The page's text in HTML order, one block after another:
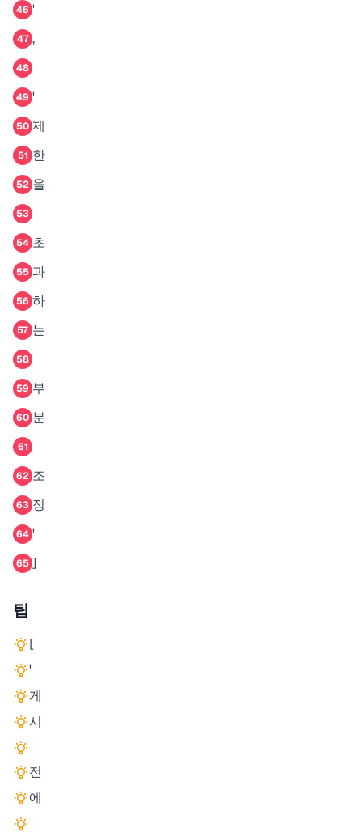
46 '
47 ,
48
49 '
50 제
51 한
52 을
53
54 초
55 과
56 하
57 는
58
59 부
60 분
61
62 조
63 정
64 '
65 ]
팁
[
'
게
시
전
에